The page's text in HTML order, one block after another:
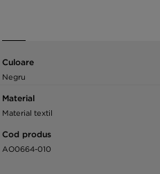
Culoare
Negru
Material
Material textil
Cod produs
AO0664-010